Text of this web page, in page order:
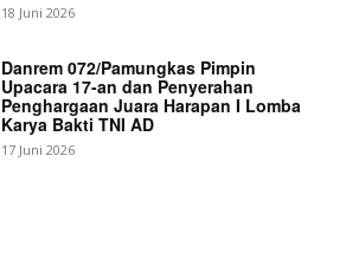
18 Juni 2026
Danrem 072/Pamungkas Pimpin
Upacara 17-an dan Penyerahan
Penghargaan Juara Harapan I Lomba
Karya Bakti TNI AD
17 Juni 2026